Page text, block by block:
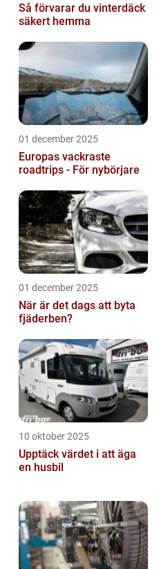
Så förvarar du vinterdäck
säkert hemma
01 december 2025
Europas vackraste
roadtrips - För nybörjare
01 december 2025
När är det dags att byta
fjäderben?
10 oktober 2025
Upptäck värdet i att äga
en husbil